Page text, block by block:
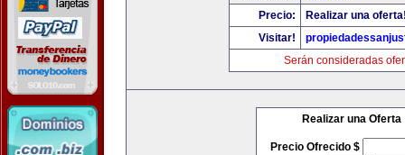
Precio:
Realizar una
Visitar!
Serán consideradas
Realizar una Oferta
Precio Ofrecido $